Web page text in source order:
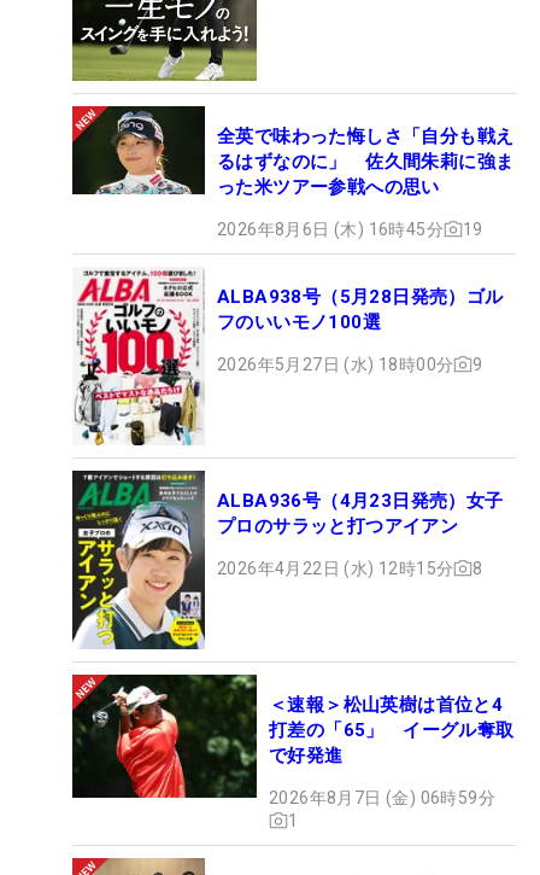
全英で味わった悔しさ「自分も戦え
るはずなのに」 佐久間朱莉に強ま
った米ツアー参戦への思い
2026年8月6日 (木) 16時45分 19
ALBA938号（5月28日発売）ゴル
フのいいモノ100選
2026年5月27日 (水) 18時00分 9
ALBA936号（4月23日発売）女子
プロのサラッと打つアイアン
2026年4月22日 (水) 12時15分 8
＜速報＞松山英樹は首位と4
打差の「65」 イーグル奪取
で好発進
2026年8月7日 (金) 06時59分
1